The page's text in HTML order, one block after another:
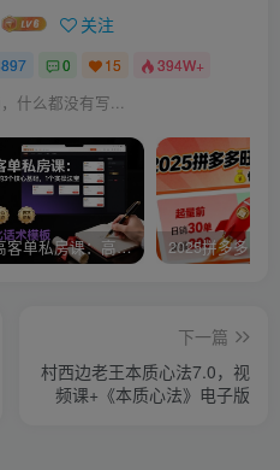
关注
0 15 394W+
什么都没有写...
淘高客单私房课：高客单成交的3个核心基础，1个实操法宝
下一篇
村西边老王本质心法7.0，视
频课+《本质心法》电子版